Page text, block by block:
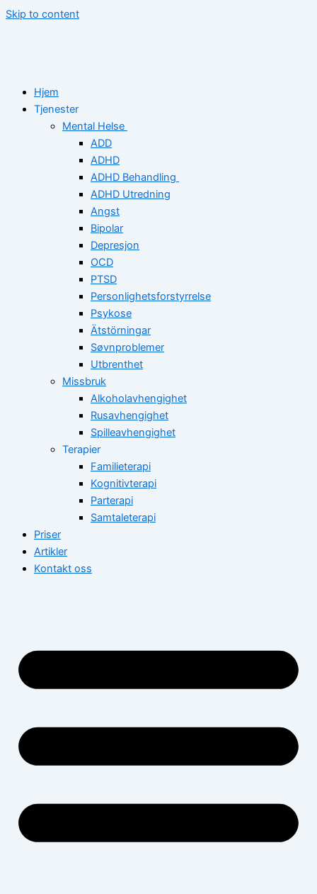
Skip to content
Hjem
Tjenester
Mental Helse
ADD
ADHD
ADHD Behandling
ADHD Utredning
Angst
Bipolar
Depresjon
OCD
PTSD
Personlighetsforstyrrelse
Psykose
Ätstörningar
Søvnproblemer
Utbrenthet
Missbruk
Alkoholavhengighet
Rusavhengighet
Spilleavhengighet
Terapier
Familieterapi
Kognitivterapi
Parterapi
Samtaleterapi
Priser
Artikler
Kontakt oss